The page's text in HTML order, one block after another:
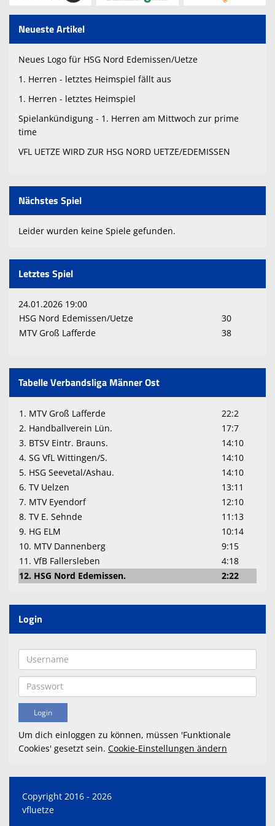
Neueste Artikel
Neues Logo für HSG Nord Edemissen/Uetze
1. Herren - letztes Heimspiel fällt aus
1. Herren - letztes Heimspiel
Spielankündigung - 1. Herren am Mittwoch zur prime
time
VFL UETZE WIRD ZUR HSG NORD UETZE/EDEMISSEN
Nächstes Spiel
Leider wurden keine Spiele gefunden.
Letztes Spiel
24.01.2026 19:00
HSG Nord Edemissen/Uetze
30
MTV Groß Lafferde
38
Tabelle Verbandsliga Männer Ost
1. MTV Groß Lafferde
22:2
2. Handballverein Lün.
17:7
3. BTSV Eintr. Brauns.
14:10
4. SG VfL Wittingen/S.
14:10
5. HSG Seevetal/Ashau.
14:10
6. TV Uelzen
13:11
7. MTV Eyendorf
12:10
8. TV E. Sehnde
11:13
9. HG ELM
10:14
10. MTV Dannenberg
9:15
11. VfB Fallersleben
4:18
12. HSG Nord Edemissen.
2:22
Login
Um dich einloggen zu können, müssen 'Funktionale
Cookies' gesetzt sein. Cookie-Einstellungen ändern
Copyright 2016 - 2026
vfluetze